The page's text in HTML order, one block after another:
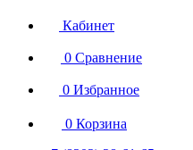
Кабинет
0 Сравнение
0 Избранное
0 Корзина